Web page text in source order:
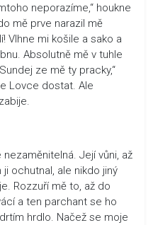
neporazíme,“ houkne
mě prve narazil mě
Vlhne mi košile a sako a
Absolutně mě v tuhle
ze mě ty pracky,“
Lovce dostat. Ale
Její vůni, až
ochutnal, ale nikdo jiný
Rozzuří mě to, až do
a ten parchant se ho
hrdlo. Načež se moje